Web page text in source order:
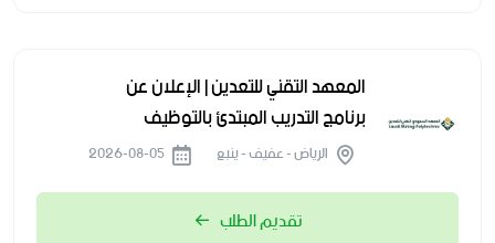
المعهد التقني للتعدين | الإعلان عن
برنامج التدريب المبتدئ بالتوظيف
الرياض - عفيف - ينبع
تقديم الطلب